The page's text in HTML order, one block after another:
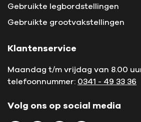
Gebruikte legbordstellingen
Gebruikte grootvakstellingen
Klantenservice
Maandag t/m vrijdag van 8.00
telefoonnummer: 0341 - 49 33 36
Volg ons op social media